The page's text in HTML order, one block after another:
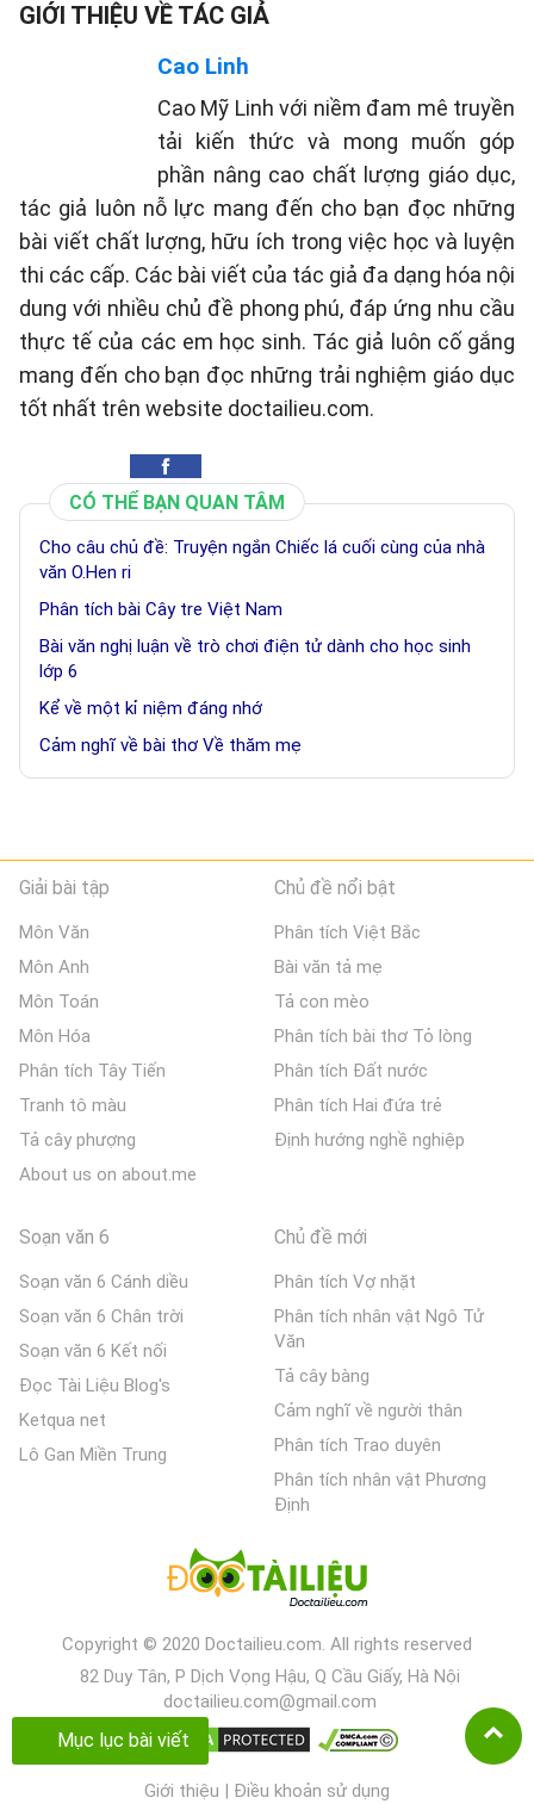
Mục lục bài viết
GIỚI THIỆU VỀ TÁC GIẢ
Cao Linh
Cao Mỹ Linh với niềm đam mê truyền
tải kiến thức và mong muốn góp
phần nâng cao chất lượng giáo dục,
tác giả luôn nỗ lực mang đến cho bạn đọc những
bài viết chất lượng, hữu ích trong việc học và luyện
thi các cấp. Các bài viết của tác giả đa dạng hóa nội
dung với nhiều chủ đề phong phú, đáp ứng nhu cầu
thực tế của các em học sinh. Tác giả luôn cố gắng
mang đến cho bạn đọc những trải nghiệm giáo dục
tốt nhất trên website doctailieu.com.
CÓ THỂ BẠN QUAN TÂM
Cho câu chủ đề: Truyện ngắn Chiếc lá cuối cùng của nhà
văn O.Hen ri
Phân tích bài Cây tre Việt Nam
Bài văn nghị luận về trò chơi điện tử dành cho học sinh
lớp 6
Kể về một kỉ niệm đáng nhớ
Cảm nghĩ về bài thơ Về thăm mẹ
Giải bài tập
Môn Văn
Môn Anh
Môn Toán
Môn Hóa
Phân tích Tây Tiến
Tranh tô màu
Tả cây phượng
About us on about.me
Chủ đề nổi bật
Phân tích Việt Bắc
Bài văn tả mẹ
Tả con mèo
Phân tích bài thơ Tỏ lòng
Phân tích Đất nước
Phân tích Hai đứa trẻ
Định hướng nghề nghiệp
Soạn văn 6
Soạn văn 6 Cánh diều
Soạn văn 6 Chân trời
Soạn văn 6 Kết nối
Đọc Tài Liệu Blog's
Ketqua net
Lô Gan Miền Trung
Chủ đề mới
Phân tích Vợ nhặt
Phân tích nhân vật Ngô Tử
Văn
Tả cây bàng
Cảm nghĩ về người thân
Phân tích Trao duyên
Phân tích nhân vật Phương
Định
Copyright © 2020 Doctailieu.com. All rights reserved
82 Duy Tân, P Dịch Vọng Hậu, Q Cầu Giấy, Hà Nội
doctailieu.com@gmail.com
Giới thiệu | Điều khoản sử dụng